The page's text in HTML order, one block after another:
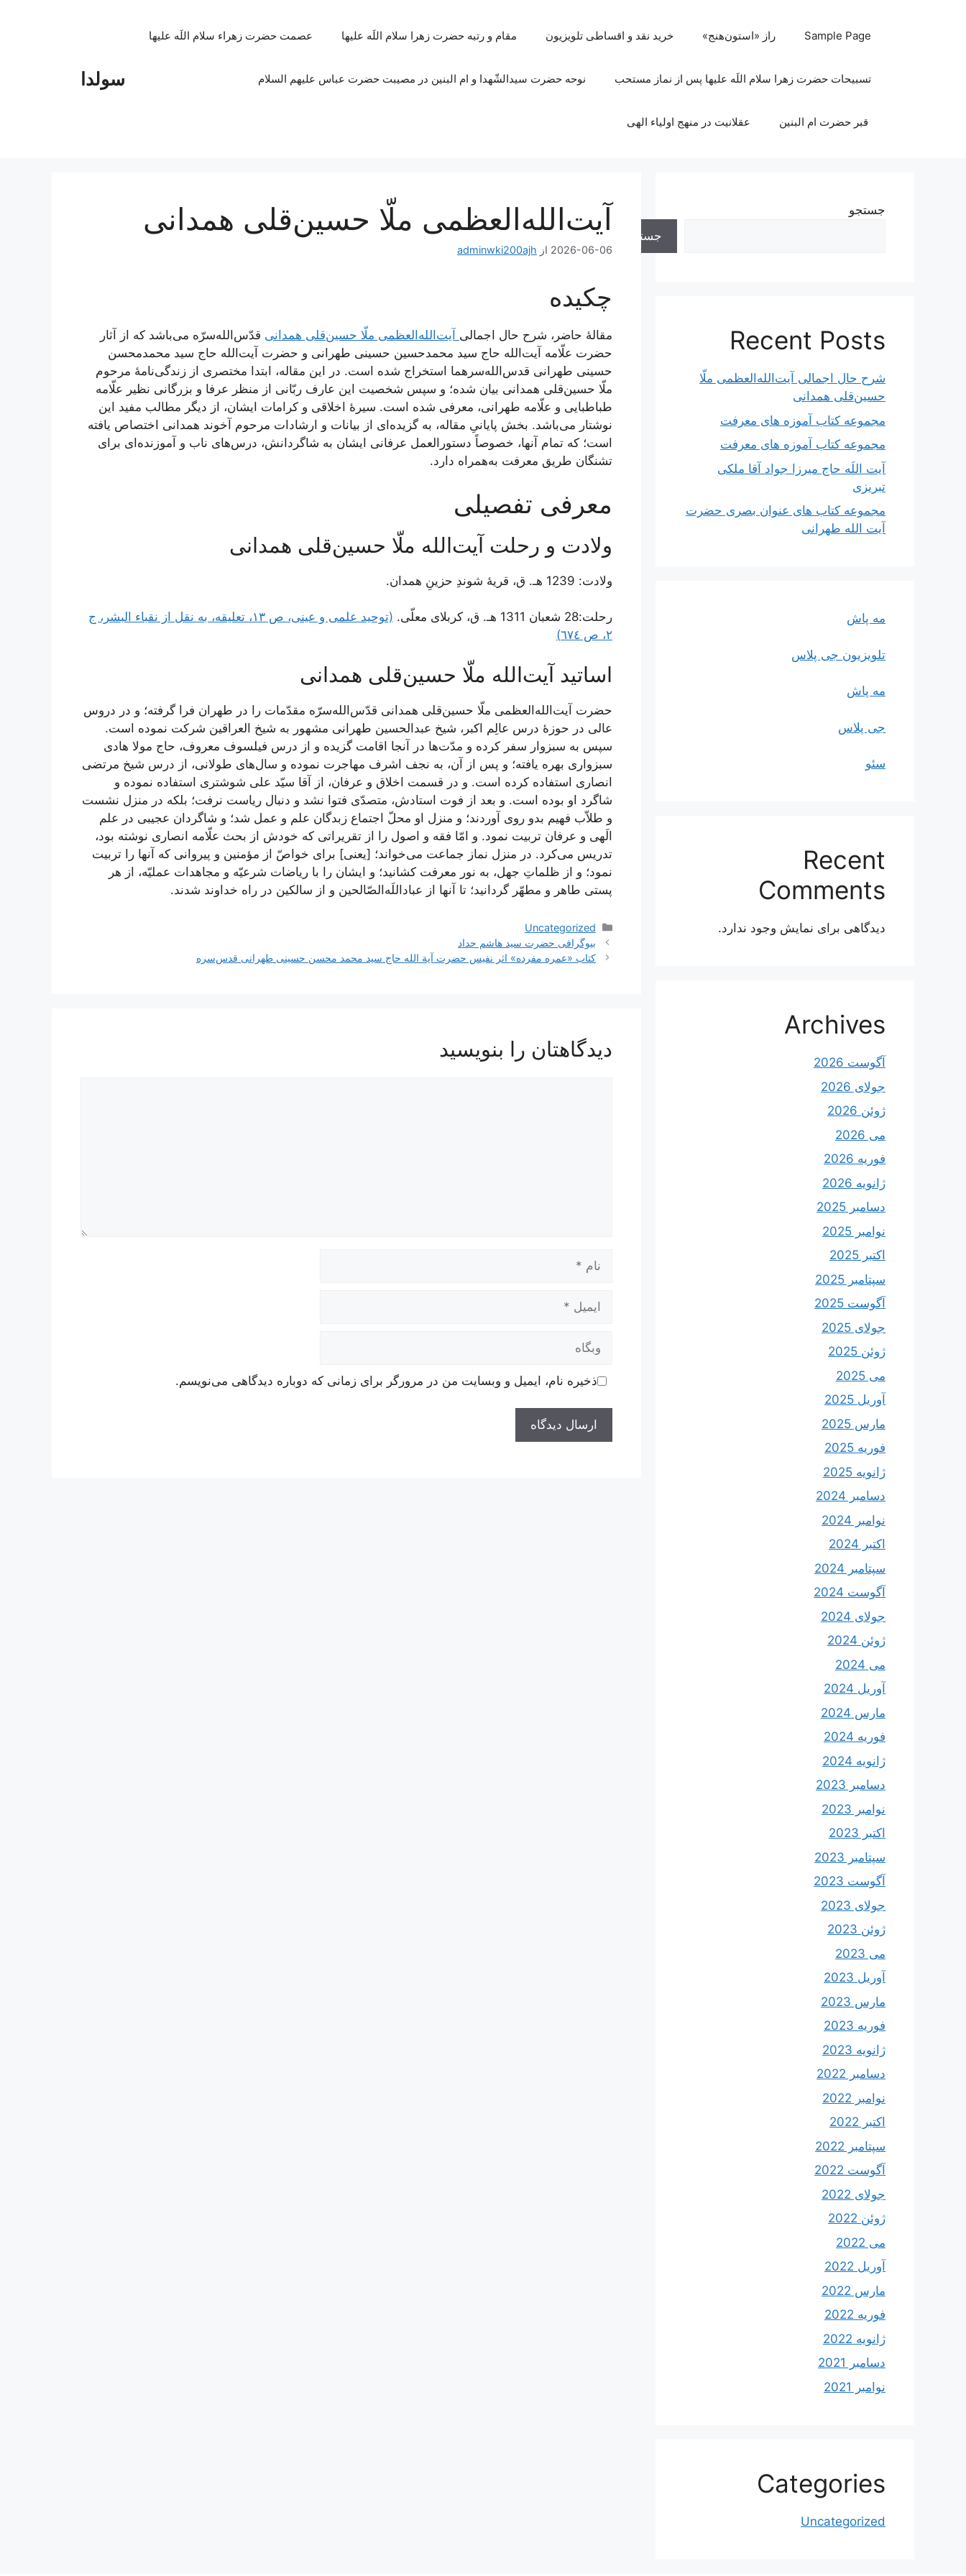
سولدا
Sample Page راز «استون‌هنج» خرید نقد و اقساطی تلویزیون مقام و رتبه حضرت زهرا سلام اللَه علیها عصمت حضرت زهراء سلام اللَه علیها
تسبیحات حضرت زهرا سلام اللَه علیها پس از نماز مستحب نوحه حضرت سیدالشّهدا و ام البنین در مصیبت حضرت عباس علیهم السلام
قبر حضرت ام البنین عقلانیت در منهج اولیاء الهی
آیت‌الله‌العظمی ملّا حسین‌قلی همدانی
2026-06-06 از adminwki200ajh
چکیده
مقالۀ حاضر، شرح حال اجمالی آیت‌الله‌العظمی ملّا حسین‌قلی همدانی قدّس‌الله‌سرّه می‌باشد که از آثار
حضرت علّامه آیت‌الله حاج سید محمدحسین حسینی طهرانی و حضرت آیت‌الله حاج سید محمدمحسن
حسینی طهرانی قدس‌الله‌سرهما استخراج شده است. در این مقاله، ابتدا مختصری از زندگی‌نامۀ مرحوم
ملّا حسین‌قلی همدانی بیان شده؛ و سپس شخصیت این عارف ربّانی از منظر عرفا و بزرگانی نظیر علّامه
طباطبایی و علّامه طهرانی، معرفی شده است. سیرۀ اخلاقی و کرامات ایشان، از دیگر مطالب مفید این
نوشتار می‌باشد. بخش پایانیِ مقاله، به گزیده‌ای از بیانات و ارشادات مرحوم آخوند همدانی اختصاص یافته
است؛ که تمام آنها، خصوصاً دستورالعمل عرفانی ایشان به شاگردانش، درس‌های ناب و آموزنده‌ای برای
تشنگان طریق معرفت به‌همراه دارد.
معرفی تفصیلی
ولادت و رحلت آیت‌الله ملّا حسین‌قلی همدانی
ولادت: 1239 هـ. ق، قریۀ شوندِ حزینِ همدان.
رحلت:28 شعبان 1311 هـ. ق، کربلای معلّی.
(توحید علمی و عینی، ص ١٣، تعلیقه، به نقل از نقباء البشر، ج
٢، ص ٦٧٤)
اساتید آیت‌الله ملّا حسین‌قلی همدانی
حضرت آیت‌الله‌العظمی ملّا حسین‌قلی همدانی قدّس‌الله‌سرّه مقدّمات را در طهران فرا گرفته؛ و در دروس
عالی در حوزۀ درس عالِم اکبر، شیخ عبدالحسین طهرانی مشهور به شیخ العراقین شرکت نموده است.
سپس به سبزوار سفر کرده و مدّت‌ها در آنجا اقامت گزیده و از درس فیلسوف معروف، حاج مولا هادی
سبزواری بهره یافته؛ و پس از آن، به نجف اشرف مهاجرت نموده و سال‌های طولانی، از درس شیخ مرتضی
انصاری استفاده کرده است. و در قسمت اخلاق و عرفان، از آقا سیّد علی شوشتری استفاده نموده و
شاگرد او بوده است. و بعد از فوت استادش، متصدّی فتوا نشد و دنبال ریاست نرفت؛ بلکه در منزل نشست
و طلاّب فهیم بدو روی آوردند؛ و منزل او محلّ اجتماع زبدگان علم و عمل شد؛ و شاگردان عجیبی در علم
الَهی و عرفان تربیت نمود. و امّا فقه و اصول را از تقریراتی که خودش از بحث علّامه انصاری نوشته بود،
تدریس می‌کرد. در منزل نماز جماعت می‌خواند؛ [یعنی] برای خواصّ از مؤمنین و پیروانی که آنها را تربیت
نمود؛ و از ظلماتِ جهل، به نور معرفت کشانید؛ و ایشان را با ریاضات شرعیّه و مجاهدات عملیّه، از هر
پستی طاهر و مطهّر گردانید؛ تا آنها از عباد‌اللَه‌الصّالحین و از سالکین در راه خداوند شدند.
دسته‌ها
Uncategorized
ناوبری
نوشته‌ها
بیوگرافی حضرت سید هاشم حداد
کتاب «عمره مفرده» اثر نفیس حضرت آیة الله حاج سید محمد محسن حسینی طهرانی قدس‌سره
دیدگاهتان را بنویسید
وبگاه
ذخیره نام، ایمیل و وبسایت من در مرورگر برای زمانی که دوباره دیدگاهی می‌نویسم.
جستجو
جستجو
Recent Posts
شرح حال اجمالی آیت‌الله‌العظمی ملّا
حسین‌قلی همدانی
مجموعه کتاب آموزه های معرفت
مجموعه کتاب آموزه های معرفت
آیت اللَه حاج میرزا جواد آقا ملکی
تبریزی
مجموعه کتاب های عنوان بصری حضرت
آیت الله طهرانی
مه پاش
تلویزیون جی پلاس
مه پاش
جی پلاس
سئو
Recent
Comments
دیدگاهی برای نمایش وجود ندارد.
Archives
آگوست 2026
جولای 2026
ژوئن 2026
می 2026
فوریه 2026
ژانویه 2026
دسامبر 2025
نوامبر 2025
اکتبر 2025
سپتامبر 2025
آگوست 2025
جولای 2025
ژوئن 2025
می 2025
آوریل 2025
مارس 2025
فوریه 2025
ژانویه 2025
دسامبر 2024
نوامبر 2024
اکتبر 2024
سپتامبر 2024
آگوست 2024
جولای 2024
ژوئن 2024
می 2024
آوریل 2024
مارس 2024
فوریه 2024
ژانویه 2024
دسامبر 2023
نوامبر 2023
اکتبر 2023
سپتامبر 2023
آگوست 2023
جولای 2023
ژوئن 2023
می 2023
آوریل 2023
مارس 2023
فوریه 2023
ژانویه 2023
دسامبر 2022
نوامبر 2022
اکتبر 2022
سپتامبر 2022
آگوست 2022
جولای 2022
ژوئن 2022
می 2022
آوریل 2022
مارس 2022
فوریه 2022
ژانویه 2022
دسامبر 2021
نوامبر 2021
Categories
Uncategorized